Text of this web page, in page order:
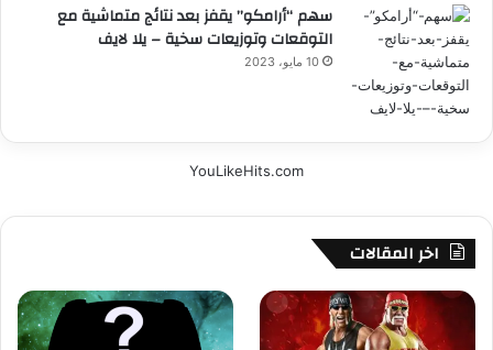
سهم “أرامكو” يقفز بعد نتائج متماشية مع
التوقعات وتوزيعات سخية – يلا لايف
10 مايو، 2023
YouLikeHits.com
اخر المقالات